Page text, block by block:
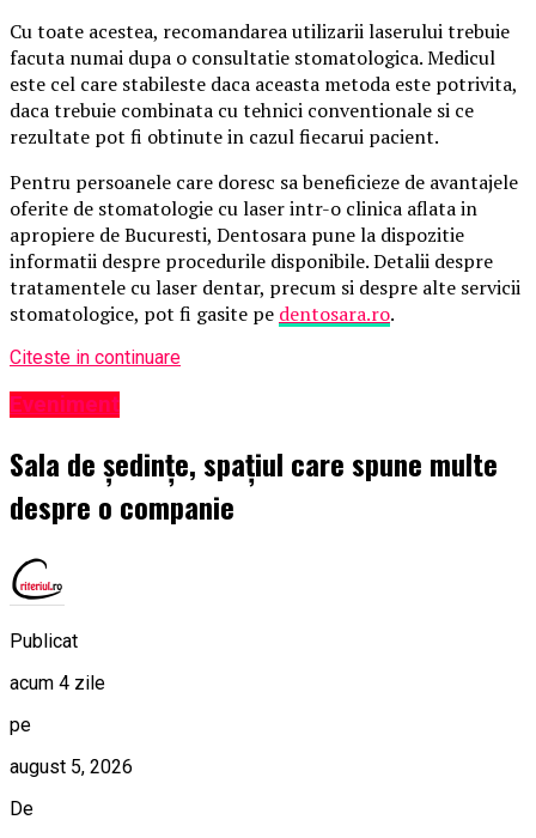
Cu toate acestea, recomandarea utilizarii laserului trebuie
facuta numai dupa o consultatie stomatologica. Medicul
este cel care stabileste daca aceasta metoda este potrivita,
daca trebuie combinata cu tehnici conventionale si ce
rezultate pot fi obtinute in cazul fiecarui pacient.
Pentru persoanele care doresc sa beneficieze de avantajele
oferite de stomatologie cu laser intr-o clinica aflata in
apropiere de Bucuresti, Dentosara pune la dispozitie
informatii despre procedurile disponibile. Detalii despre
tratamentele cu laser dentar, precum si despre alte servicii
stomatologice, pot fi gasite pe dentosara.ro.
Citeste in continuare
Eveniment
Sala de ședințe, spațiul care spune multe
despre o companie
Publicat
acum 4 zile
pe
august 5, 2026
De